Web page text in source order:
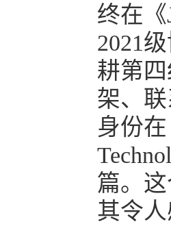
终在
2021
耕第
架、
身份在
篇。
其令